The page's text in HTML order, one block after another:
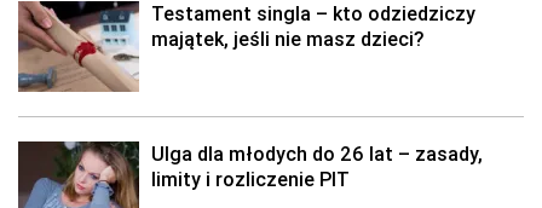
Testament singla – kto odziedziczy
majątek, jeśli nie masz dzieci?
Ulga dla młodych do 26 lat – zasady,
limity i rozliczenie PIT